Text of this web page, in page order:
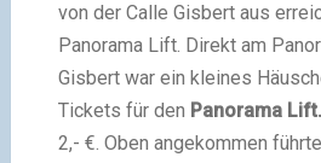
von der Calle Gisbert aus
Panorama Lift. Direkt am
Gisbert war ein kleines
Tickets für den Panorama Lift.
2,- €. Oben angekommen